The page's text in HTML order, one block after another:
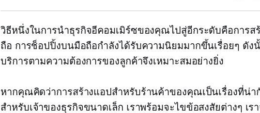
วิธีหนึ่งในการนำธุรกิจอีคอมเมิร์ซของคุณไปสู่อีกระดับคือการส
ถือ การช็อปปิ้งบนมือถือกำลังได้รับความนิยมมากขึ้นเรื่อยๆ ดัง
บริการตามความต้องการของลูกค้าจึงเหมาะสมอย่างยิ่ง
หากคุณคิดว่าการสร้างแอปสำหรับร้านค้าของคุณเป็นเรื่องที่น่า
สำหรับเจ้าของธุรกิจขนาดเล็ก เราพร้อมจะไขข้อสงสัยต่างๆ เร